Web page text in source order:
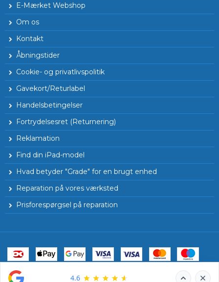
E-Mærket Webshop
Om os
Kontakt
Åbningstider
Cookie- og privatlivspolitik
Gavekort/Returlabel
Handelsbetingelser
Fortrydelsesret (Returnering)
Reklamation
Find din iPad-model
Hvad betyder "Grade" for en brugt enhed
Reparation på vores værksted
Prisforespørgsel på reparation